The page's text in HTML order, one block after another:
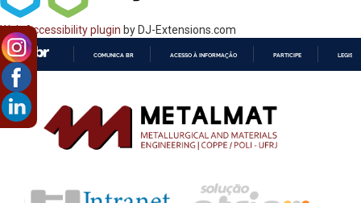
Web Accessibility plugin by DJ-Extensions.com
CONTEÚDO
COMUNICA BR ACESSO À INFORMAÇÃO PARTICIPE